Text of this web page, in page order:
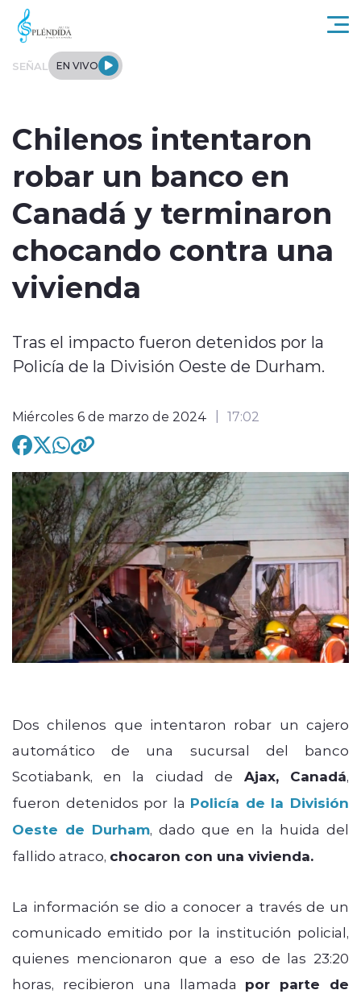
Click acá para ir directamente al contenido
SEÑAL EN VIVO
Internacional
Entrevistas
Chilenos intentaron
robar un banco en
Canadá y terminaron
chocando contra una
vivienda
Tras el impacto fueron detenidos por la
Policía de la División Oeste de Durham.
Miércoles 6 de marzo de 2024 17:02
Dos chilenos que intentaron robar un cajero
automático de una sucursal del banco
Scotiabank, en la ciudad de Ajax, Canadá,
fueron detenidos por la Policía de la División
Oeste de Durham, dado que en la huida del
fallido atraco, chocaron con una vivienda.
La información se dio a conocer a través de un
comunicado emitido por la institución policial,
quienes mencionaron que a eso de las 23:20
horas, recibieron una llamada por parte de